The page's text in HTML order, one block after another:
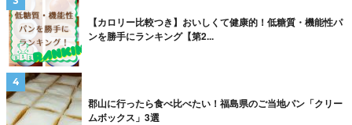
【カロリー比較つき】おいしくて健康的！低糖質・機能性パ
ンを勝手にランキング【第2...
郡山に行ったら食べ比べたい！福島県のご当地パン「クリー
ムボックス」3選